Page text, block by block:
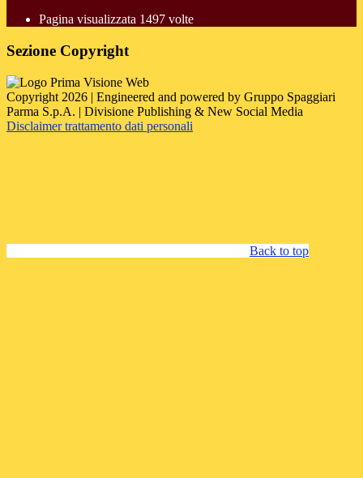
Pagina visualizzata 1497 volte
Sezione Copyright
Copyright 2026 | Engineered and powered by Gruppo Spaggiari
Parma S.p.A. | Divisione Publishing & New Social Media
Disclaimer trattamento dati personali
Back to top